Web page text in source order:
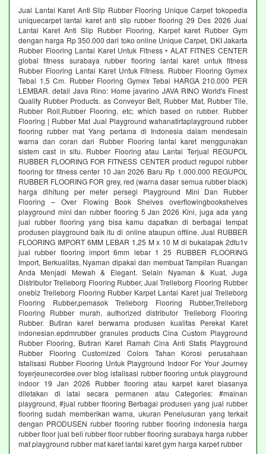
Jual Lantai Karet Anti Slip Rubber Flooring Unique Carpet tokopedia
uniquecarpet lantai karet anti slip rubber flooring 29 Des 2026 Jual
Lantai Karet Anti Slip Rubber Flooring, Karpet karet Rubber Gym
dengan harga Rp 350.000 dari toko online Unique Carpet, DKI Jakarta
Rubber Flooring Lantai Karet Untuk Fitness • ALAT FITNES CENTER
global fitness surabaya rubber flooring lantai karet untuk fitness
Rubber Flooring Lantai Karet Untuk Fitness. Rubber Flooring Gymex
Tebal 1,5 Cm. Rubber Flooring Gymex Tebal HARGA 210.000 PER
LEMBAR. detail Java Rino: Home javarino JAVA RINO World's Finest
Quality Rubber Products. as Conveyor Belt, Rubber Mat, Rubber Tile,
Rubber Roll,Rubber Flooring, etc; which based on rubber. Rubber
Flooring | Rubber Mat Jual Playground wahanatirtaplayground rubber
flooring rubber mat Yang pertama di Indonesia dalam mendesain
warna dan coran dari Rubber Flooring lantai karet menggunakan
sistem cast in situ. Rubber Flooring atau Lantai Terjual REGUPOL
RUBBER FLOORING FOR FITNESS CENTER product regupol rubber
flooring for fitness center 10 Jan 2026 Baru Rp 1.000.000 REGUPOL
RUBBER FLOORING FOR grey, red (warna dasar semua rubber black)
harga dihitung per meter persegi Playground Mini Dan Rubber
Flooring – Over Flowing Book Shelves overflowingbookshelves
playground mini dan rubber flooring 5 Jan 2026 Kini, juga ada yang
jual rubber flooring yang bisa kamu dapatkan di berbagai tempat
produsen playground baik itu di online ataupun offline. Jual RUBBER
FLOORING IMPORT 6MM LEBAR 1,25 M x 10 M di bukalapak 2dtu1v
jual rubber flooring import 6mm lebar 1 25 RUBBER FLOORING
Import, Berkualitas, Nyaman dipakai dan membuat Tampilan Ruangan
Anda Menjadi Mewah & Elegant. Selain Nyaman & Kuat, Juga
Distributor Trelleborg Flooring Rubber, Jual Trelleborg Flooring Rubber
onebiz Trelleborg Flooring Rubber Karpet Lantai Karet jual Trelleborg
Flooring Rubber,pemasok Trelleborg Flooring Rubber,Trelleborg
Flooring Rubber murah, authorized distributor Trelleborg Flooring
Rubber. Butiran karet berwarna produsen kualitas Perekat Karet
indonesian.epdmrubber granules products Cina Custom Playground
Rubber Flooring, Butiran Karet Ramah Cina Anti Statis Playground
Rubber Flooring Customized Colors Tahan Korosi perusahaan
Istalisasi Rubber Flooring Untuk Playground Indoor For Your Journey
foyerjeunecordee.over blog istalisasi rubber flooring untuk playground
indoor 19 Jan 2026 Rubber flooring atau karpet karet biasanya
diletakan di latai secara permanen atau Categories: #mainan
playground, #jual rubber flooring Berbagai produsen yang jual rubber
flooring sudah memberikan warna, ukuran Penelusuran yang terkait
dengan PRODUSEN rubber flooring rubber flooring indonesia harga
rubber floor jual beli rubber floor rubber flooring surabaya harga rubber
mat playground rubber mat karet lantai karet gym harga karpet rubber